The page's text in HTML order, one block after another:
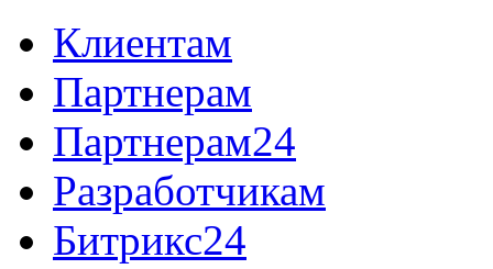
Клиентам
Партнерам
Партнерам24
Разработчикам
Битрикс24